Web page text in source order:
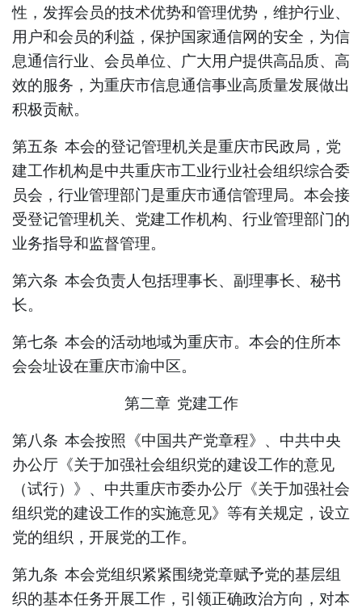
性，发挥会员的技术优势和管理优势，维护行业、
用户和会员的利益，保护国家通信网的安全，为信
息通信行业、会员单位、广大用户提供高品质、高
效的服务，为重庆市信息通信事业高质量发展做出
积极贡献。
第五条 本会的登记管理机关是重庆市民政局 ，党
建工作机构是中共重庆市工业行业社会组织综合委
员会，行业管理部门是重庆市通信管理局。本会接
受登记管理机关、党建工作机构、行业管理部门的
业务指导和监督管理。
第六条 本会负责人包括理事长、副理事长、秘书
长。
第七条 本会的活动地域为重庆市。本会的住所本
会会址设在重庆市渝中区。
第二章 党建工作
第八条 本会按照《中国共产党章程》、中共中央
办公厅《关于加强社会组织党的建设工作的意见
（试行）》、中共重庆市委办公厅《关于加强社会
组织党的建设工作的实施意见》等有关规定，设立
党的组织，开展党的工作。
第九条 本会党组织紧紧围绕党章赋予党的基层组
织的基本任务开展工作，引领正确政治方向，对本